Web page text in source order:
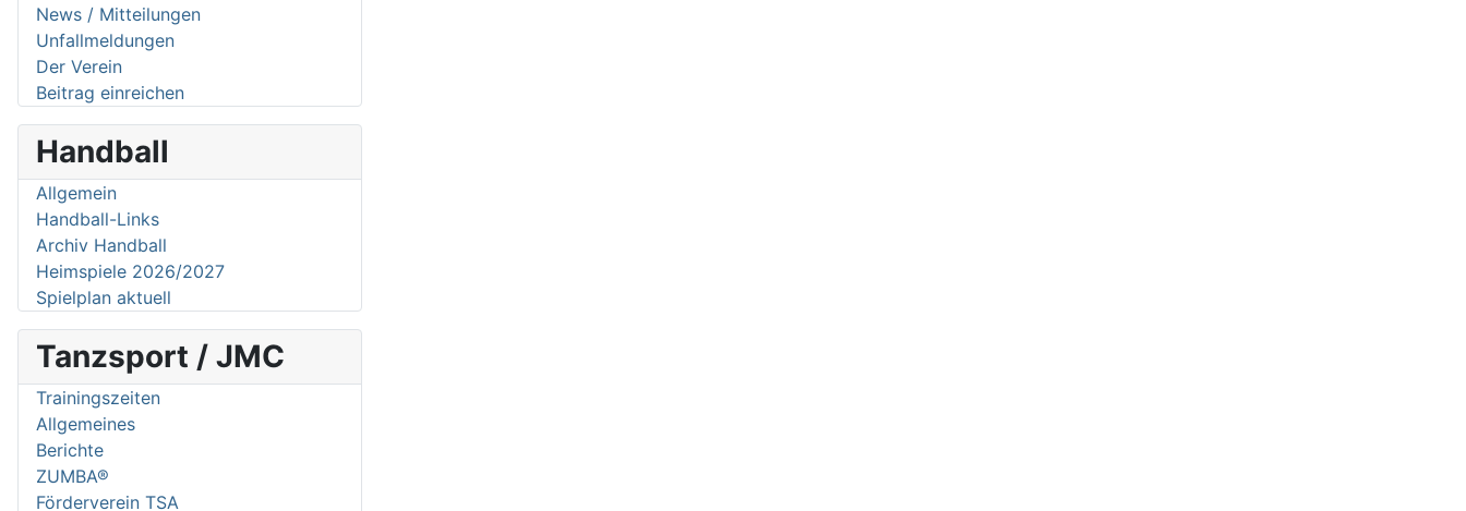
News / Mitteilungen
Unfallmeldungen
Der Verein
Beitrag einreichen
Handball
Allgemein
Handball-Links
Archiv Handball
Heimspiele 2026/2027
Spielplan aktuell
Tanzsport / JMC
Trainingszeiten
Allgemeines
Berichte
ZUMBA®
Förderverein TSA